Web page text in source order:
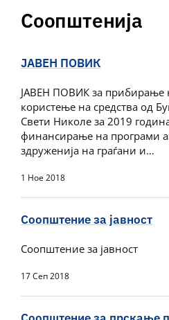
Соопштенија
ЈАВЕН ПОВИК
ЈАВЕН ПОВИК за прибирање
користење на средства од
Свети Николе за 2019
финансирање на програми
здруженија на граѓани и…
1 Ное 2018
Соопштение за јавност
Соопштение за јавност
17 Сеп 2018